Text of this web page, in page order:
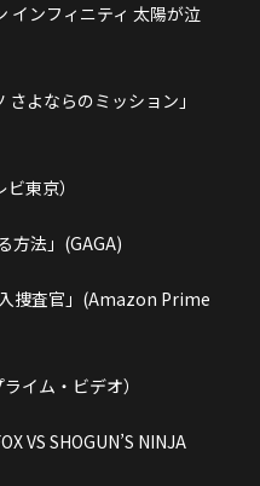
インフィニティ 太陽が泣
よならのミッション」
東京）
方法」(GAGA)
入捜査官」(Amazon Prime
イム・ビデオ）
VS SHOGUN’S NINJA